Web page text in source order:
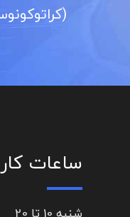
(کراتوکونوس)
ساعات کار